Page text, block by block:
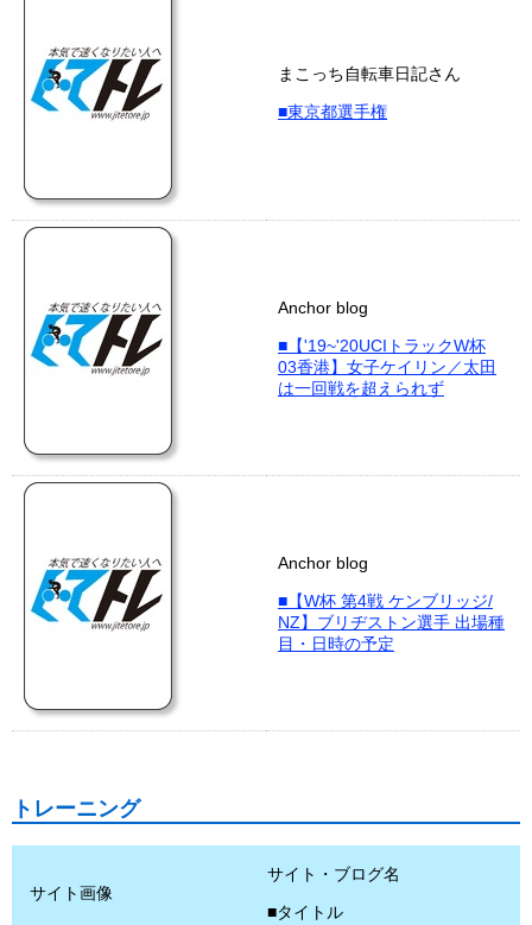
まこっち自転車日記さん
■東京都選手権
Anchor blog
■【'19~'20UCIトラックW杯
03香港】女子ケイリン／太田
は一回戦を超えられず
Anchor blog
■【W杯 第4戦 ケンブリッジ/
NZ】ブリヂストン選手 出場種
目・日時の予定
トレーニング
サイト画像
サイト・ブログ名
■タイトル